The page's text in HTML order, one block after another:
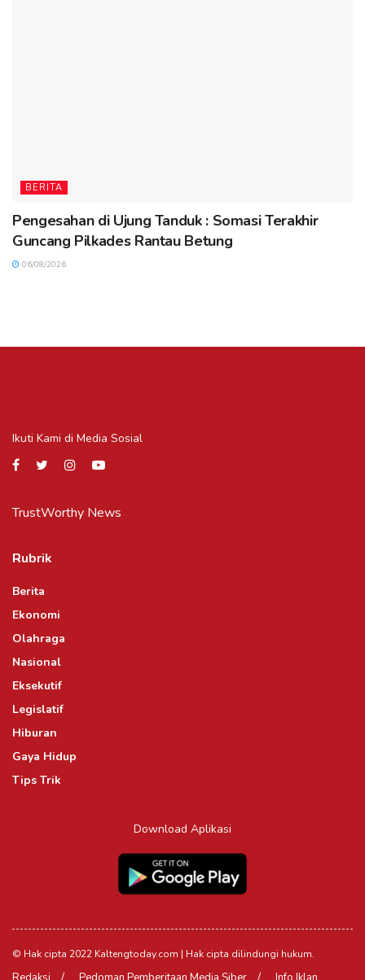
BERITA
Pengesahan di Ujung Tanduk : Somasi Terakhir
Guncang Pilkades Rantau Betung
06/08/2026
Ikuti Kami di Media Sosial
TrustWorthy News
Rubrik
Berita
Ekonomi
Olahraga
Nasional
Eksekutif
Legislatif
Hiburan
Gaya Hidup
Tips Trik
Download Aplikasi
© Hak cipta 2022 Kaltengtoday.com | Hak cipta dilindungi hukum.